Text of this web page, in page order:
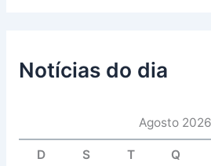
Notícias do dia
Agosto 2026
D S T Q